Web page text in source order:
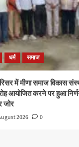
धर्म समाज
में मीणा समाज विकास
आयोजित करने पर हुआ
जोर
2026 0